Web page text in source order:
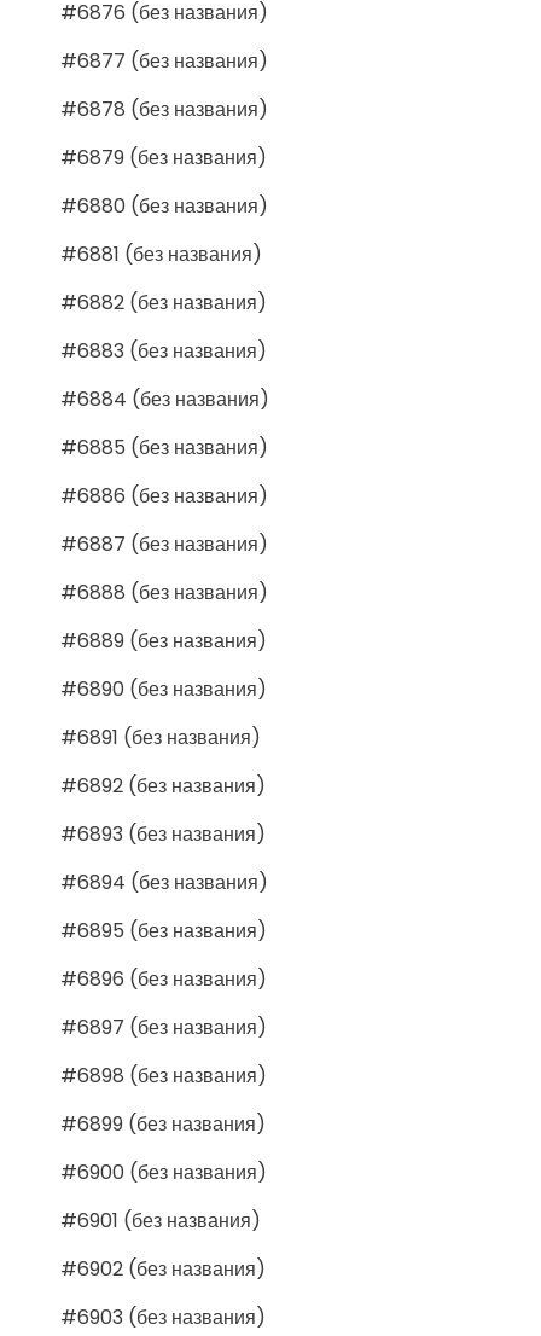
#6876 (без названия)
#6877 (без названия)
#6878 (без названия)
#6879 (без названия)
#6880 (без названия)
#6881 (без названия)
#6882 (без названия)
#6883 (без названия)
#6884 (без названия)
#6885 (без названия)
#6886 (без названия)
#6887 (без названия)
#6888 (без названия)
#6889 (без названия)
#6890 (без названия)
#6891 (без названия)
#6892 (без названия)
#6893 (без названия)
#6894 (без названия)
#6895 (без названия)
#6896 (без названия)
#6897 (без названия)
#6898 (без названия)
#6899 (без названия)
#6900 (без названия)
#6901 (без названия)
#6902 (без названия)
#6903 (без названия)